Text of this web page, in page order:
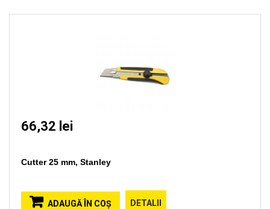
66,32 lei
Cutter 25 mm, Stanley
ADAUGĂ ÎN COŞ DETALII